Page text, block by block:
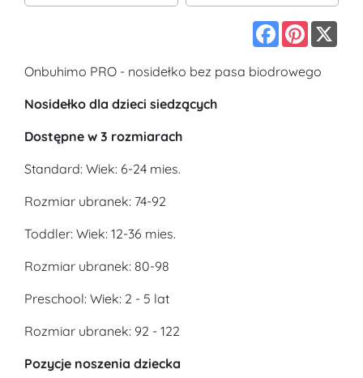
Facebook
Pinterest
Onbuhimo PRO - nosidełko bez pasa biodrowego
Nosidełko dla dzieci siedzących
Dostępne w 3 rozmiarach
Standard: Wiek: 6-24 mies.
Rozmiar ubranek: 74-92
Toddler: Wiek: 12-36 mies.
Rozmiar ubranek: 80-98
Preschool: Wiek: 2 - 5 lat
Rozmiar ubranek: 92 - 122
Pozycje noszenia dziecka